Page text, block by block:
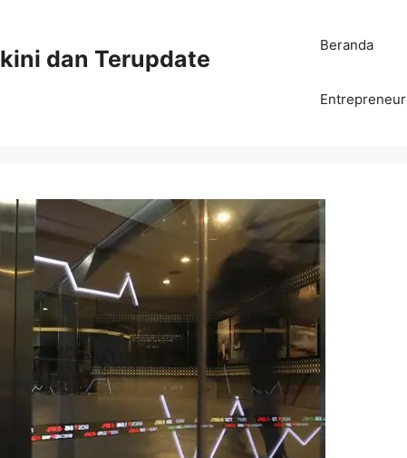
dan Terupdate
Beranda
Entrepreneur